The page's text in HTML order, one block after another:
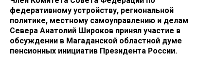
федеративному устройству, региональной
политике, местному самоуправлению и делам
Севера Анатолий Широков принял участие в
обсуждении в Магаданской областной думе
пенсионных инициатив Президента России.